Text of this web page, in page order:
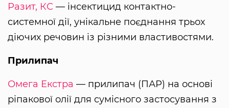
Разит, КС — інсектицид контактно-
системної дії, унікальне поєднання трьох
діючих речовин із різними властивостями.
Прилипач
Омега Екстра — прилипач (ПАР) на основі
ріпакової олії для сумісного застосування з